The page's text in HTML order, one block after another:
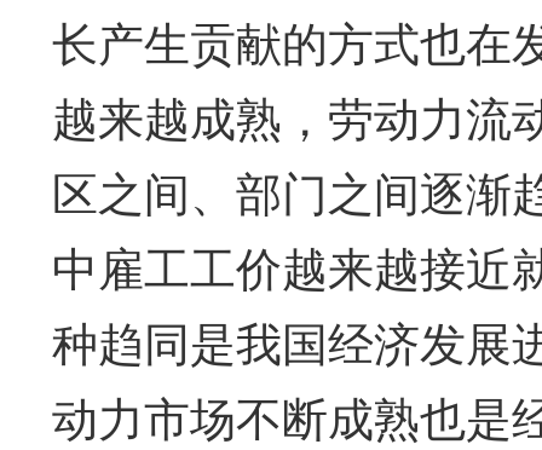
长产生贡献的方式也在
越来越成熟，劳动力流
区之间、部门之间逐渐
中雇工工价越来越接近
种趋同是我国经济发展
动力市场不断成熟也是